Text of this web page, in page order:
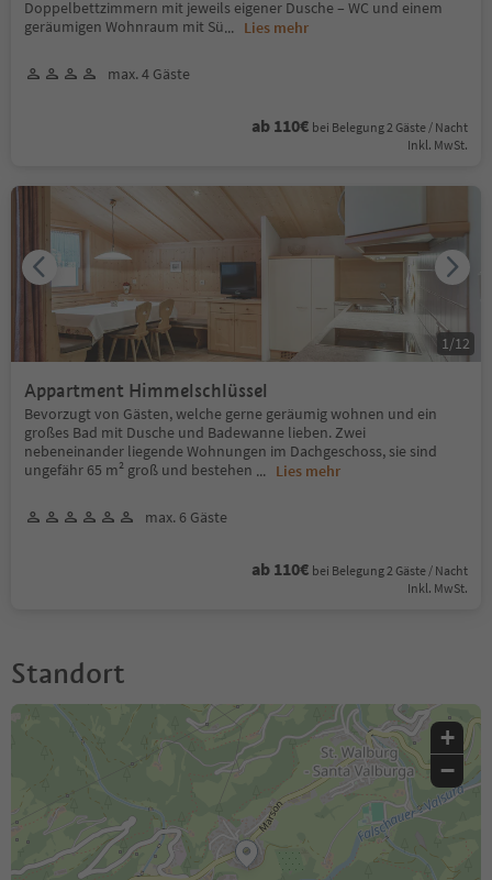
Doppelbettzimmern mit jeweils eigener Dusche – WC und einem
geräumigen Wohnraum mit Sü... Lies mehr
max. 4 Gäste
ab 110€ bei Belegung 2 Gäste / Nacht
Inkl. MwSt.
Appartment Himmelschlüssel
Bevorzugt von Gästen, welche gerne geräumig wohnen und ein
großes Bad mit Dusche und Badewanne lieben. Zwei
nebeneinander liegende Wohnungen im Dachgeschoss, sie sind
ungefähr 65 m² groß und bestehen ... Lies mehr
max. 6 Gäste
ab 110€ bei Belegung 2 Gäste / Nacht
Inkl. MwSt.
1 /12
Standort
+
−